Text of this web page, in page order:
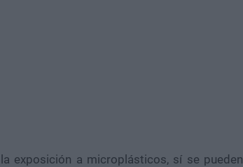
exposición a microplásticos, sí se pueden